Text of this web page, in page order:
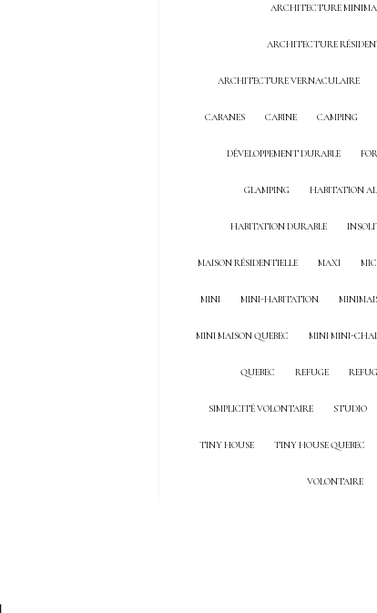
ARCHITECTURE
ARCHITECTURE
ARCHITECTURE VERNACULAIRE
CABANES CABINE CAMPING
DÉVELOPPEMENT DURABLE
GLAMPING HABITATION
HABITATION DURABLE
MAISON RÉSIDENTIELLE MAXI
MINI MINI-HABITATION
MINI MAISON QUEBEC MINI MINI-
QUEBEC REFUGE
SIMPLICITÉ VOLONTAIRE STUDIO
TINY HOUSE TINY HOUSE QUEBEC
VOLONTAIRE